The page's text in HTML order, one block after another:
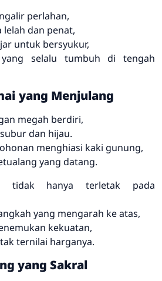
perlahan,
lelah dan penat,
untuk bersyukur,
selalu tumbuh di tengah
yang Menjulang
megah berdiri,
dan hijau.
menghiasi kaki gunung,
yang datang.
tidak hanya terletak pada
yang mengarah ke atas,
kekuatan,
ternilai harganya.
yang Sakral